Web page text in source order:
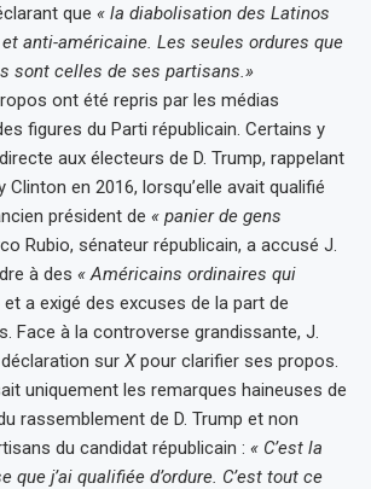
que « la diabolisation des Latinos
anti-américaine. Les seules ordures que
sont celles de ses partisans.»
ont été repris par les médias
figures du Parti républicain. Certains y
aux électeurs de D. Trump, rappelant
Clinton en 2016, lorsqu’elle avait qualifié
président de « panier de gens
Rubio, sénateur républicain, a accusé J.
à des « Américains ordinaires qui
et a exigé des excuses de la part de
Face à la controverse grandissante, J.
sur Xpour clarifier ses propos.
uniquement les remarques haineuses de
rassemblement de D. Trump et non
du candidat républicain : « C’est la
que j’ai qualifiée d’ordure. C’est tout ce